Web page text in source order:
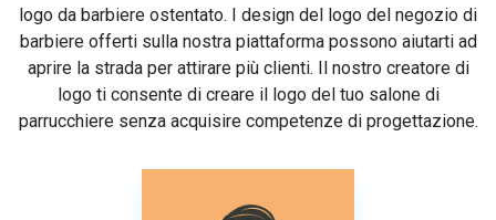
logo da barbiere ostentato. I design del logo del negozio di
barbiere offerti sulla nostra piattaforma possono aiutarti ad
aprire la strada per attirare più clienti. Il nostro creatore di
logo ti consente di creare il logo del tuo salone di
parrucchiere senza acquisire competenze di progettazione.